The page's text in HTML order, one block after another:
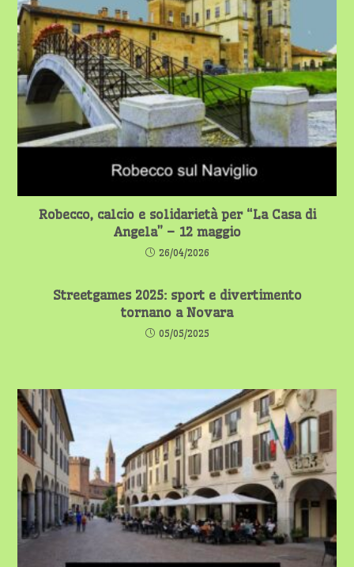
Robecco, calcio e solidarietà per “La Casa di
Angela” – 12 maggio
26/04/2026
Streetgames 2025: sport e divertimento
tornano a Novara
05/05/2025